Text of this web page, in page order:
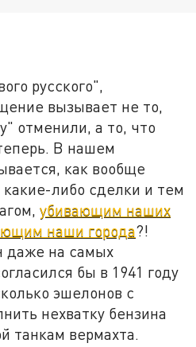
русского",
вызывает не то,
отменили, а то, что
В нашем
как вообще
либо сделки и тем
убивающим наших
наши города?!
даже на самых
бы в 1941 году
эшелонов с
нехватку бензина
танкам вермахта.